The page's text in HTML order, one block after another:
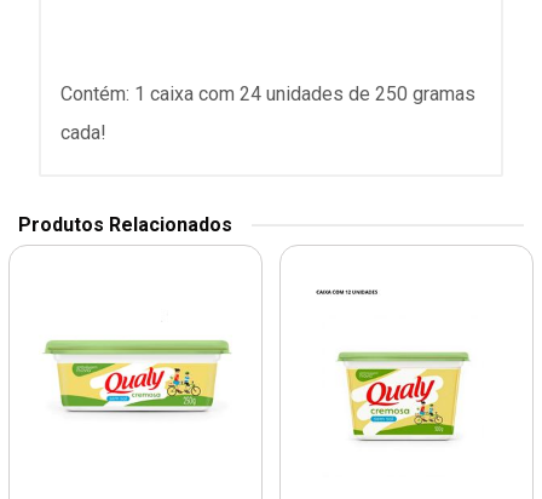
Contém: 1 caixa com 24 unidades de 250 gramas
cada!
Produtos Relacionados